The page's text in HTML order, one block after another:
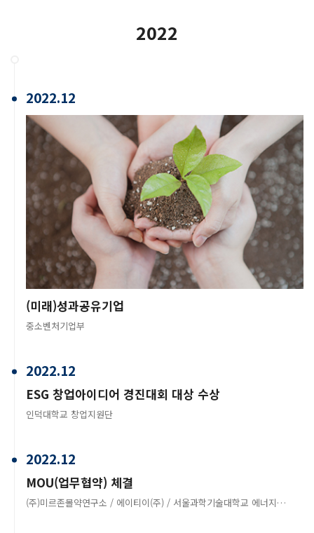
2022
2022.12
(미래)성과공유기업
중소벤처기업부
2022.12
ESG 창업아이디어 경진대회 대상 수상
인덕대학교 창업지원단
2022.12
MOU(업무협약) 체결
(주)미르존몰약연구소 / 에이티이(주) / 서울과학기술대학교 에너지기술인력양성센터